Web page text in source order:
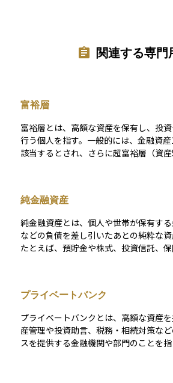
関連する専門
富裕層
富裕層とは、高額な資産を保有し、投
行う個人を指す。一般的には、金融資
該当するとされ、さらに超富裕層（資
機関と連携しながら、資産を効率的に管
持・成長を目指す。
純金融資産
純金融資産とは、個人や世帯が保有す
などの負債を差し引いたあとの純粋な資
たとえば、預貯金や株式、投資信託、
的に安定した状態といえます。 逆にマイナスであれば、借金の
方が多いということになります。純金
を判断するうえで重要な指標とされて
うえでもまず自分の純金融資産がどの
ことが大切です。
プライベートバンク
プライベートバンクとは、高額な資産
産管理や投資助言、税務・相続対策な
スを提供する金融機関や部門のことを